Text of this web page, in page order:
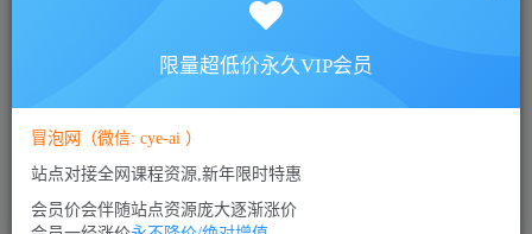
付费资源 5
2022年7月24日
11:05
79
1
限量超低价永久VIP会员
冒泡网（微信: cye-ai ）
站点对接全网课程资源,新年限时特惠
会员价会伴随站点资源庞大逐渐涨价